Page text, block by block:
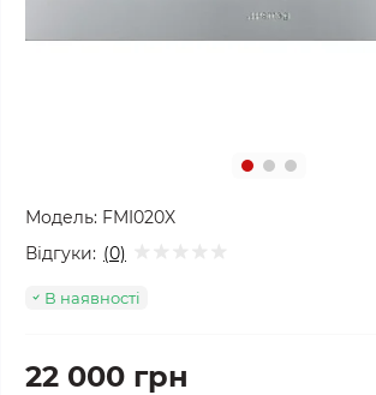
Модель: FMI020X
Відгуки: (0)
В наявності
22 000 грн